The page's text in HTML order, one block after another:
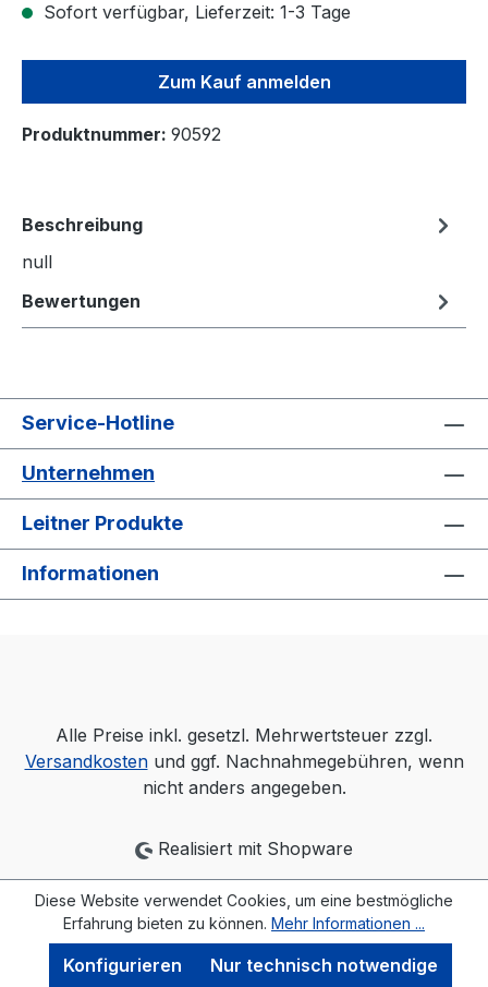
Sofort verfügbar, Lieferzeit: 1-3 Tage
Zum Kauf anmelden
Produktnummer: 90592
Beschreibung
null
Bewertungen
Service-Hotline
Unternehmen
Leitner Produkte
Informationen
Alle Preise inkl. gesetzl. Mehrwertsteuer zzgl.
Versandkostenund ggf. Nachnahmegebühren, wenn
nicht anders angegeben.
Realisiert mit Shopware
Diese Website verwendet Cookies, um eine bestmögliche
Erfahrung bieten zu können. Mehr Informationen ...
Nur technisch notwendige
Konfigurieren